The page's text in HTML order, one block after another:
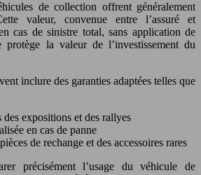
de collection offrent généralement
valeur, convenue entre l’assuré et
cas de sinistre total, sans application de
protège la valeur de l’investissement du
inclure des garanties adaptées telles que
expositions et des rallyes
en cas de panne
de rechange et des accessoires rares
précisément l’usage du véhicule de